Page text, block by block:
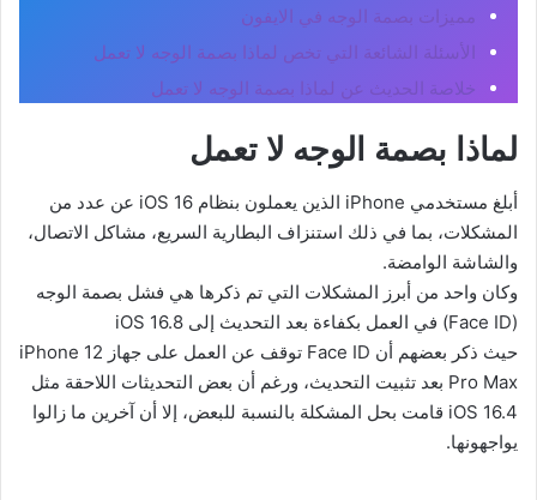
مميزات بصمة الوجه في الايفون
الأسئلة الشائعة التي تخص لماذا بصمة الوجه لا تعمل
خلاصة الحديث عن لماذا بصمة الوجه لا تعمل
لماذا بصمة الوجه لا تعمل
أبلغ مستخدمي iPhone الذين يعملون بنظام iOS 16 عن عدد من
المشكلات، بما في ذلك استنزاف البطارية السريع، مشاكل الاتصال،
والشاشة الوامضة.
وكان واحد من أبرز المشكلات التي تم ذكرها هي فشل بصمة الوجه
(Face ID) في العمل بكفاءة بعد التحديث إلى iOS 16.8
حيث ذكر بعضهم أن Face ID توقف عن العمل على جهاز iPhone 12
Pro Max بعد تثبيت التحديث، ورغم أن بعض التحديثات اللاحقة مثل
iOS 16.4 قامت بحل المشكلة بالنسبة للبعض، إلا أن آخرين ما زالوا
يواجهونها.